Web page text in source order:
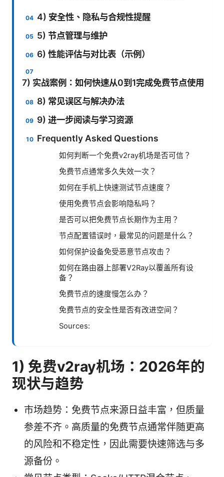
4) 安全性、隐私与合规性提醒
5) 节点管理与维护
6) 性能评估与对比表（示例）
7) 实战案例：如何快速从0到1完成免费节点使用
8) 常见误区与解决办法
9) 进一步阅读与学习资源
Frequently Asked Questions
如何判断一个免费v2ray机场是否可信？
免费节点通常多久失效一次？
如何在手机上快速测试节点速度？
使用免费节点会影响隐私吗？
是否可以把免费节点长期作为主用？
节点配置错误时，最常见的问题是什么？
如何保护设备免受恶意节点攻击？
如何在路由器上部署V2Ray以覆盖所有设
备？
免费节点的速度慢怎么办？
免费节点的安全性是否有改进空间？
Sources:
1) 免费v2ray机场：2026年的
现状与趋势
市场趋势：免费节点来源日益丰富，但质量
参差不齐。高质量的免费节点通常伴随更高
的风险和不稳定性，因此需要快速筛选与多
源备份。